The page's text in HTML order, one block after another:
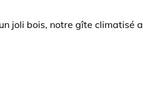
joli bois, notre gîte climatisé